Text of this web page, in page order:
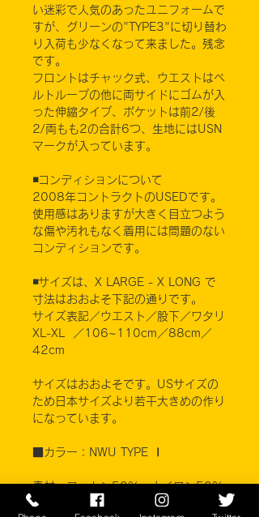
い迷彩で人気のあったユニフォームで
すが、グリーンの"TYPE3"に切り替わ
り入荷も少なくなって来ました。残念
です。
フロントはチャック式、ウエストはベ
ルトループの他に両サイドにゴムが入
った伸縮タイプ、ポケットは前2/後
2/両もも2の合計6つ、生地にはUSN
マークが入っています。
◾️コンディションについて
2008年コントラクトのUSEDです。
使用感はありますが大きく目立つよう
な傷や汚れもなく着用には問題のない
コンディションです。
◾️サイズは、X LARGE - X LONG で
寸法はおおよそ下記の通りです。
サイズ表記／ウエスト／股下／ワタリ
XL-XL ／106~110cm／88cm／
42cm
サイズはおおよそです。USサイズの
ため日本サイズより若干大きめの作り
になっています。
■カラー：NWU TYPE Ⅰ
素材 コットン50% ナイロン50%
BETHEL INDUSTRIES, INC.